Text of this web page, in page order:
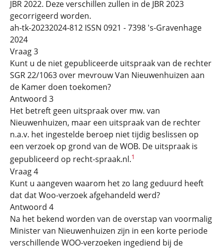
JBR 2022. Deze verschillen zullen in de JBR 2023
gecorrigeerd worden.
ah-tk-20232024-812 ISSN 0921 - 7398 's-Gravenhage
2024
Vraag 3
Kunt u de niet gepubliceerde uitspraak van de rechter
SGR 22/1063 over mevrouw Van Nieuwenhuizen aan
de Kamer doen toekomen?
Antwoord 3
Het betreft geen uitspraak over mw. van
Nieuwenhuizen, maar een uitspraak van de rechter
n.a.v. het ingestelde beroep niet tijdig beslissen op
een verzoek op grond van de WOB. De uitspraak is
gepubliceerd op recht-spraak.nl.1
Vraag 4
Kunt u aangeven waarom het zo lang geduurd heeft
dat dat Woo-verzoek afgehandeld werd?
Antwoord 4
Na het bekend worden van de overstap van voormalig
Minister van Nieuwenhuizen zijn in een korte periode
verschillende WOO-verzoeken ingediend bij de